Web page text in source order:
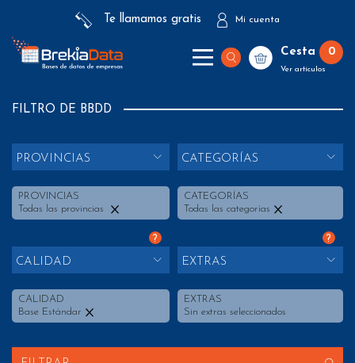
Te llamamos gratis Mi cuenta
Cesta 0
Ver artículos
FILTRO DE BBDD
PROVINCIAS
PROVINCIAS
Todas las provincias
CATEGORÍAS
CATEGORÍAS
Todas las categorías
?
CALIDAD
CALIDAD
Base Estándar
?
EXTRAS
EXTRAS
Sin extras seleccionados